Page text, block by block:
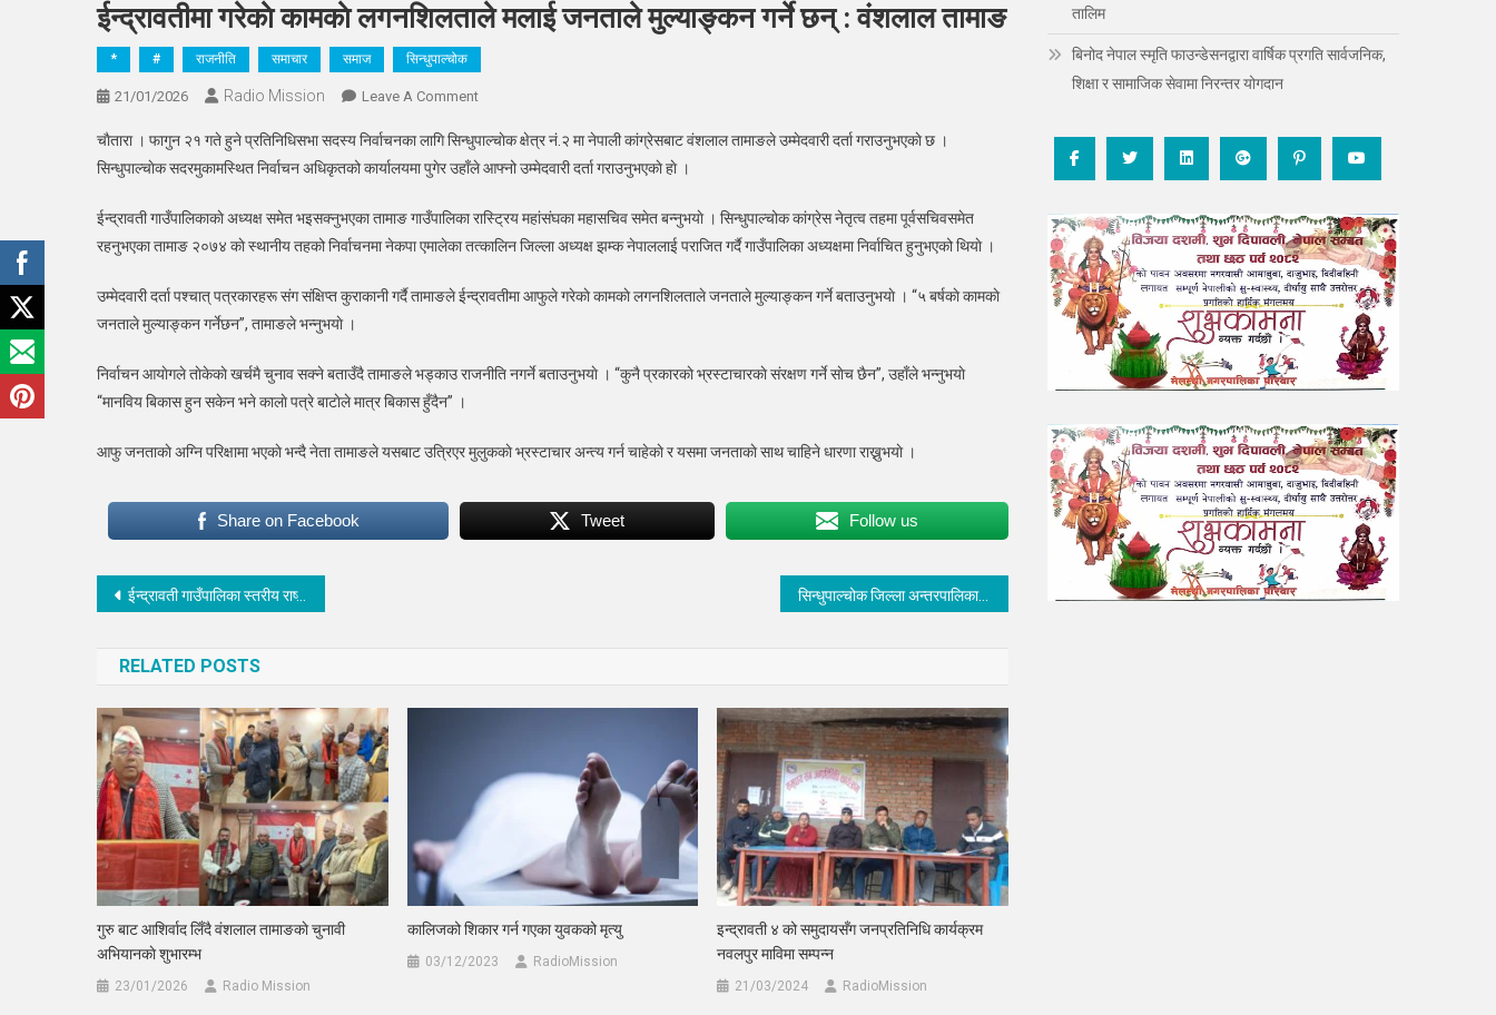
ईन्द्रावतीमा गरेकाे कामकाे लगनशिलताले मलाई जनताले मुल्याङ्कन गर्ने छन् : वंशलाल तामाङ
* # राजनीति समाचार समाज सिन्धुपाल्चोक
21/01/2026 Radio Mission Leave A CommentOn
गरेकाे
कामकाे
मलाई
जनताले
गर्ने
वंशलाल
चाैतारा । फागुन २१ गते हुने प्रतिनिधिसभा सदस्य निर्वाचनका लागि सिन्धुपाल्चाेक क्षेत्र नं.२ मा नेपाली कांग्रेसबाट वंशलाल तामाङले उम्मेदवारी दर्ता गराउनुभएकाे छ ।
सिन्धुपाल्चाेक सदरमुकामस्थित निर्वाचन अधिकृतको कार्यालयमा पुगेर उहाँले आफ्नो उम्मेदवारी दर्ता गराउनुभएकाे हाे ।
ईन्द्रावती गाउँपालिकाकाे अध्यक्ष समेत भइसक्नुभएका तामाङ गाउँपालिका रास्ट्रिय महांसंघका महासचिव समेत बन्नुभयाे । सिन्धुपाल्चोक कांग्रेस नेतृत्व तहमा पूर्वसचिवसमेत
रहनुभएका तामाङ २०७४ काे स्थानीय तहको निर्वाचनमा नेकपा एमालेका तत्कालिन जिल्ला अध्यक्ष झम्क नेपाललाई पराजित गर्दै गाउँपालिका अध्यक्षमा निर्वाचित हुनुभएको थियाे ।
उम्मेदवारी दर्ता पश्चात् पत्रकारहरू संग संक्षिप्त कुराकानी गर्दै तामाङले ईन्द्रावतीमा आफुले गरेकाे कामकाे लगनशिलताले जनताले मुल्याङ्कन गर्ने बताउनुभयाे । “५ बर्षकाे कामकाे
जनताले मुल्याङ्कन गर्नेछन”, तामाङले भन्नुभयाे ।
निर्वाचन आयाेगले ताेकेकाे खर्चमै चुनाव सक्ने बताउँदै तामाङले भड्काउ राजनीति नगर्ने बताउनुभयाे । “कुनै प्रकारकाे भ्रस्टाचारकाे संरक्षण गर्ने साेच छैन”, उहाँले भन्नुभयाे
“मानविय बिकास हुन सकेन भने कालाे पत्रे बाटाेले मात्र बिकास हुँदैन” ।
आफु जनताकाे अग्नि परिक्षामा भएकाे भन्दै नेता तामाङले यसबाट उत्रिएर मुलुककाे भ्रस्टाचार अन्त्य गर्न चाहेकाे र यसमा जनताकाे साथ चाहिने धारणा राख्नुभयाे ।
Share on Facebook Tweet Follow us
Post
ईन्द्रावती गाउँपालिका स्तरीय राष्ट्रपती रनिङ सम्पन्न : राजेश्वरीको दबदबा कायमै, सातौँ पटक च्याम्पियन सिन्धुपाल्चोक जिल्ला अन्तरपालिका स्तरिय खुल्ला भलिबल प्रतियोगिताको उपाधी जुगल ‘बी’ लाई
RELATED POSTS
गुरु बाट आशिर्वाद लिँदै वंशलाल तामाङकाे चुनावी
अभियानकाे शुभारम्भ
23/01/2026 Radio Mission
कालिजको शिकार गर्न गएका युवकको मृत्यु
03/12/2023 RadioMission
इन्द्रावती ४ को समुदायसँग जनप्रतिनिधि कार्यक्रम
नवलपुर माविमा सम्पन्न
21/03/2024 RadioMission
तालिम
बिनोद नेपाल स्मृति फाउन्डेसनद्वारा वार्षिक प्रगति सार्वजनिक,
शिक्षा र सामाजिक सेवामा निरन्तर योगदान